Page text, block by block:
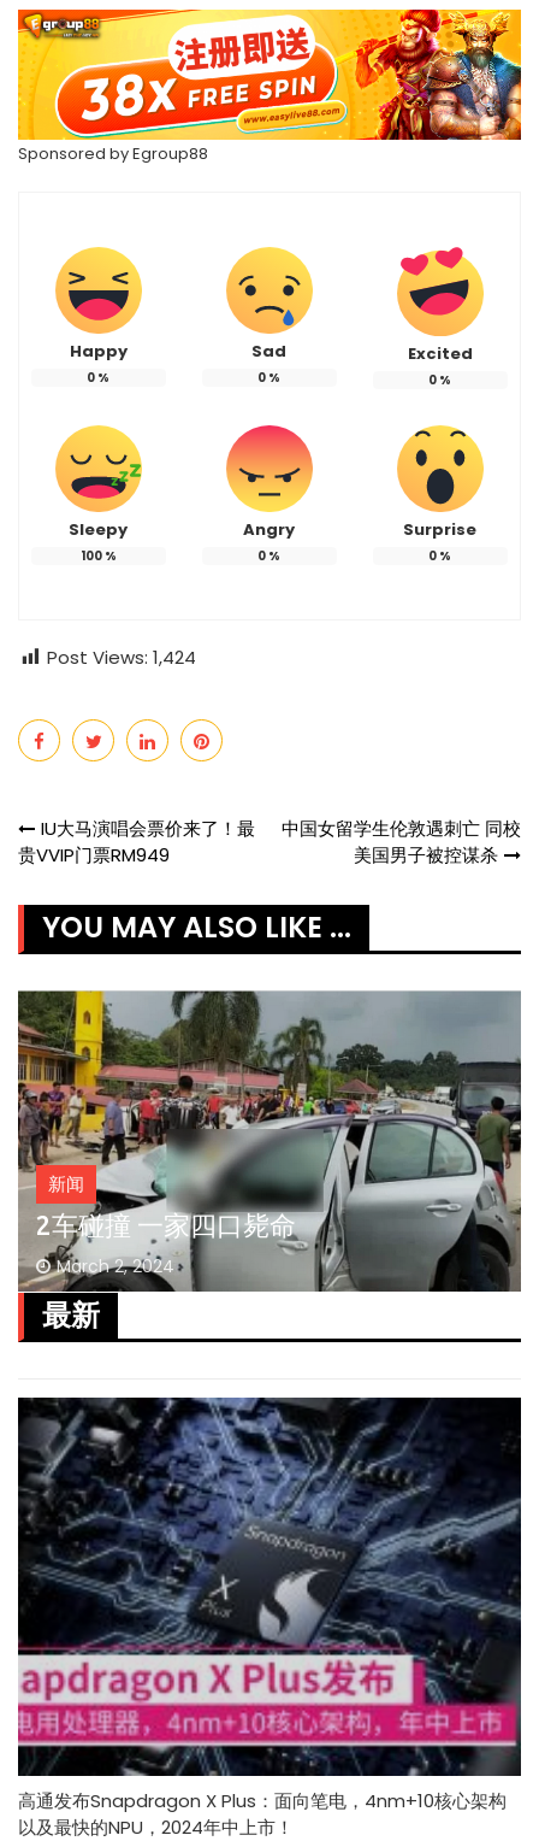
Sponsored byEgroup88
Happy
0 %
Sad
0 %
Excited
0 %
Sleepy
100%
Angry
0 %
Surprise
0 %
Post Views: 1,424
Post
IU大马演唱会票价来了！最
贵VVIP门票RM949
中国女留学生伦敦遇刺亡 同校
美国男子被控谋杀
YOU MAY ALSO LIKE ...
新闻
2车碰撞 一家四口毙命
March 2, 2024
最新
高通发布Snapdragon X Plus：面向笔电，4nm+10核心架构
以及最快的NPU，2024年中上市！